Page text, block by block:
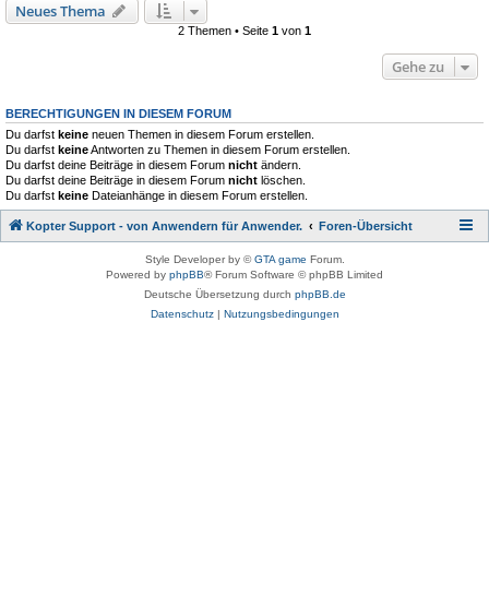
Neues Thema
2 Themen • Seite 1 von 1
Gehe zu
BERECHTIGUNGEN IN DIESEM FORUM
Du darfst keine neuen Themen in diesem Forum erstellen.
Du darfst keineAntworten zu Themen in diesem Forum erstellen.
Du darfst deine Beiträge in diesem Forum nicht ändern.
Du darfst deine Beiträge in diesem Forum nicht löschen.
Du darfst keine Dateianhänge in diesem Forum erstellen.
Kopter Support - von Anwendern für Anwender. Foren-Übersicht
Style Developer by ©GTA game Forum.
Powered by phpBB® Forum Software © phpBB Limited
Deutsche Übersetzung durch phpBB.de
Datenschutz| Nutzungsbedingungen